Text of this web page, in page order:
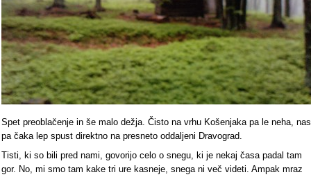
Spet preoblačenje in še malo dežja. Čisto na vrhu Košenjaka pa le neha, nas
pa čaka lep spust direktno na presneto oddaljeni Dravograd.
Tisti, ki so bili pred nami, govorijo celo o snegu, ki je nekaj časa padal tam
gor. No, mi smo tam kake tri ure kasneje, snega ni več videti. Ampak mraz